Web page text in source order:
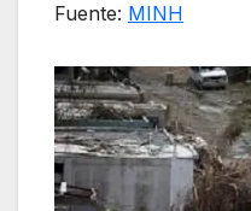
Fuente: MINH